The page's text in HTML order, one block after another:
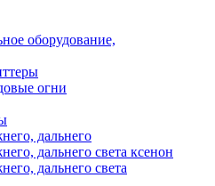
оборудование,
огни
дальнего
дальнего света ксенон
дальнего света